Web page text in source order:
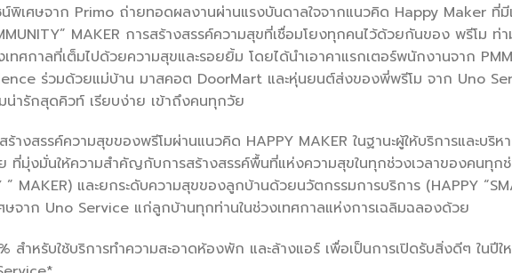
น์พิเศษจาก Primo ถ่ายทอดผลงานผ่านแรงบันดาลใจจากแนวคิด Happy Maker ที่
MAKER การสร้างสรรค์ความสุขที่เชื่อมโยงทุกคนไว้ด้วยกันของ พรีโม ท่
เทศกาลที่เต็มไปด้วยความสุขและรอยยิ้ม โดยได้นำเอาคาแรกเตอร์พนักงานจาก
ร่วมด้วยแม่บ้าน มาสคอต DoorMart และหุ่นยนต์ส่งของพี่พรีโม จาก Uno
น่ารักสุดคิวท์ เรียบง่าย เข้าถึงคนทุกวัย
างสรรค์ความสุขของพรีโมผ่านแนวคิด HAPPY MAKER ในฐานะผู้ให้บริการและบริ
ย ที่มุ่งมั่นให้ความสำคัญกับการสร้างสรรค์พื้นที่แห่งความสุขในทุกช่วงเวลาของคนทุก
” MAKER) และยกระดับความสุขของลูกบ้านด้วยนวัตกรรมการบริการ (HAPPY
ษจาก Uno Service แก่ลูกบ้านทุกท่านในช่วงเทศกาลแห่งการเฉลิมฉลองด้วย
สำหรับใช้บริการทำความสะอาดห้องพัก และล้างแอร์ เพื่อเป็นการเปิดรับสิ่งดีๆ ในปีใ